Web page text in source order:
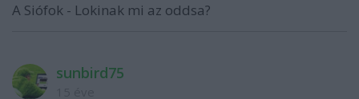
A Siófok - Lokinak mi az oddsa?
sunbird75